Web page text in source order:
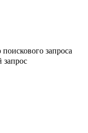
поискового запроса
запрос